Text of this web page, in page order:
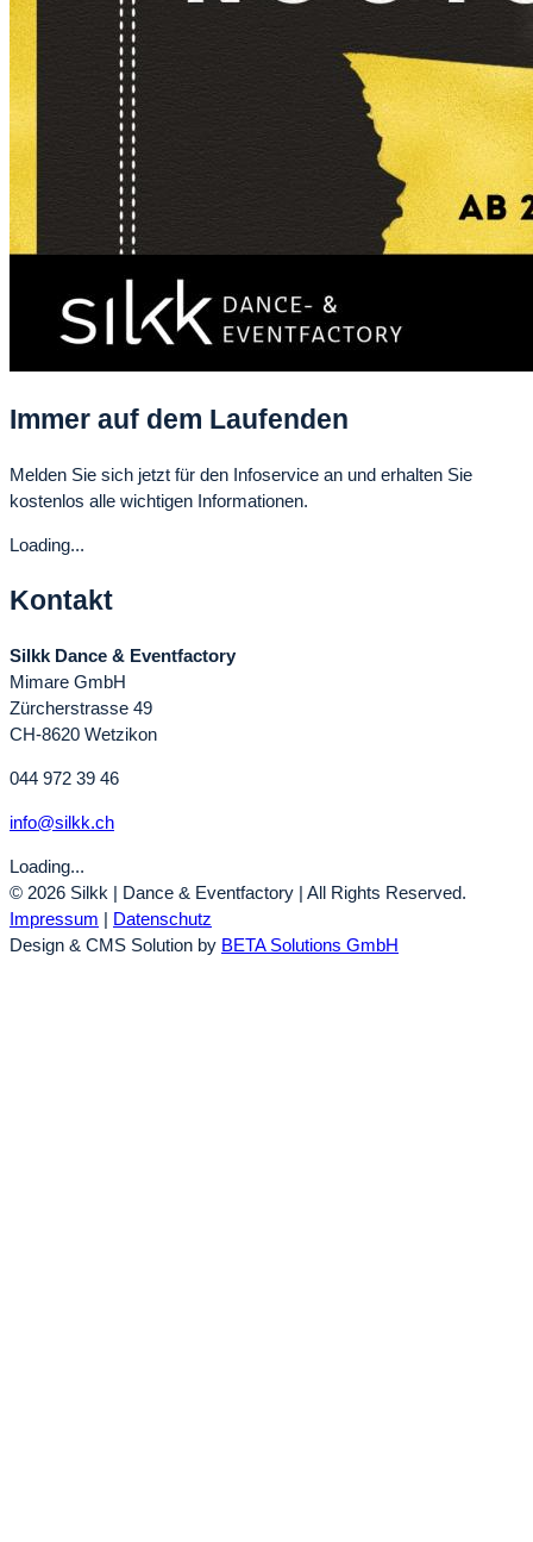
Immer auf dem Laufenden
Melden Sie sich jetzt für den Infoservice an und erhalten Sie
kostenlos alle wichtigen Informationen.
Loading...
Kontakt
Silkk Dance & Eventfactory
Mimare GmbH
Zürcherstrasse 49
CH-8620 Wetzikon
044 972 39 46
info@silkk.ch
Loading...
© 2026 Silkk | Dance & Eventfactory | All Rights Reserved.
Impressum | Datenschutz
Design & CMS Solution by BETA Solutions GmbH